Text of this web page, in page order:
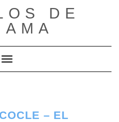
DE
Cambiar modo de navegación
– EL